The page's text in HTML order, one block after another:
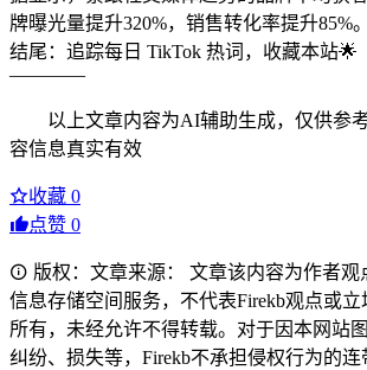
牌曝光量提升320%，销售转化率提升85%。
结尾：追踪每日 TikTok 热词，收藏本站🌟
————
以上文章内容为AI辅助生成，仅供参
容信息真实有效
收藏 0
点赞 0
版权：文章来源： 文章该内容为作者观
信息存储空间服务，不代表Firekb观点或
所有，未经允许不得转载。对于因本网站
纠纷、损失等，Firekb不承担侵权行为的